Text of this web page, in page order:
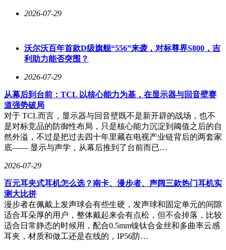
技术自研的终极意义，就是普惠用户。这次发布会，比亚迪继
官方宣布：比亚迪全系车型均可选装天神之眼B激光智驾版，
选装价格仅12000元。同时天神之眼C系统将在今年12月迎来
重大OTA升级，届时老用户也能免费体验城市领航功能。
2026-07-29
沃尔沃百年首款D级旗舰“556”来袭，对标尊界S800，吉
利助力能否突围？
2026-07-29
从幕后到台前：TCL 以核心能力为基，在显示器与回音壁赛
道强势破局
对于 TCL而言，显示器与回音壁既不是新开辟的战场，也不
是对标竞品的防御性布局，只是核心能力沉淀到阈值之后的自
然外溢，不过是把过去四十年里藏在电视产业链背后的两套家
底—— 显示与声学，从幕后推到了台前而已…
2026-07-29
百元耳夹式耳机怎么选？南卡、漫步者、声阔三款热门耳机实
测大比拼
漫步者在佩戴上发声球会有些生硬，发声球和固定单元的间隙
适合耳朵厚的用户，整体戴起来会有点松，但不会掉落，比较
适合日常静态的时候用，配合0.5mm镍钛合金丝和多曲率云感
耳夹，材质和做工还是在线的，IP56防…